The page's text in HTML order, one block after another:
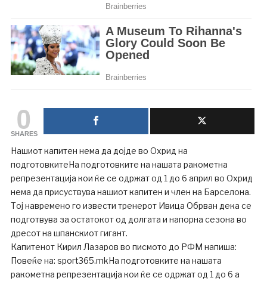
0
SHARES
Нашиот капитен нема да дојде во Охрид на
подготовкитеНа подготовките на нашата ракометна
репрезентација кои ќе се одржат од 1 до 6 април во Охрид
нема да присуствува нашиот капитен и член на Барселона.
Тој навремено го извести тренерот Ивица Обрван дека се
подготвува за остатокот од долгата и напорна сезона во
дресот на шпанскиот гигант.
Капитенот Кирил Лазаров во писмото до РФМ напиша:
Повеќе на: sport365.mkНа подготовките на нашата
ракометна репрезентација кои ќе се одржат од 1 до 6 а